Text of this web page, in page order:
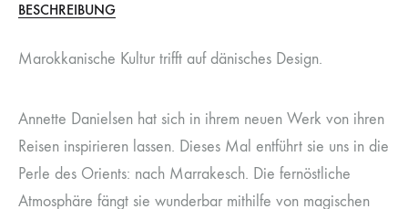
BESCHREIBUNG
Marokkanische Kultur trifft auf dänisches Design.
Annette Danielsen hat sich in ihrem neuen Werk von ihren
Reisen inspirieren lassen. Dieses Mal entführt sie uns in die
Perle des Orients: nach Marrakesch. Die fernöstliche
Atmosphäre fängt sie wunderbar mithilfe von magischen